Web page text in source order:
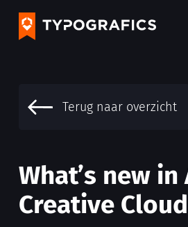
Terug naar overzicht
What’s new
Creative Cloud